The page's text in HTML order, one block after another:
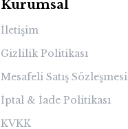
Kurumsal
İletişim
Gizlilik Politikası
Mesafeli Satış Sözleşmesi
İptal & İade Politikası
KVKK